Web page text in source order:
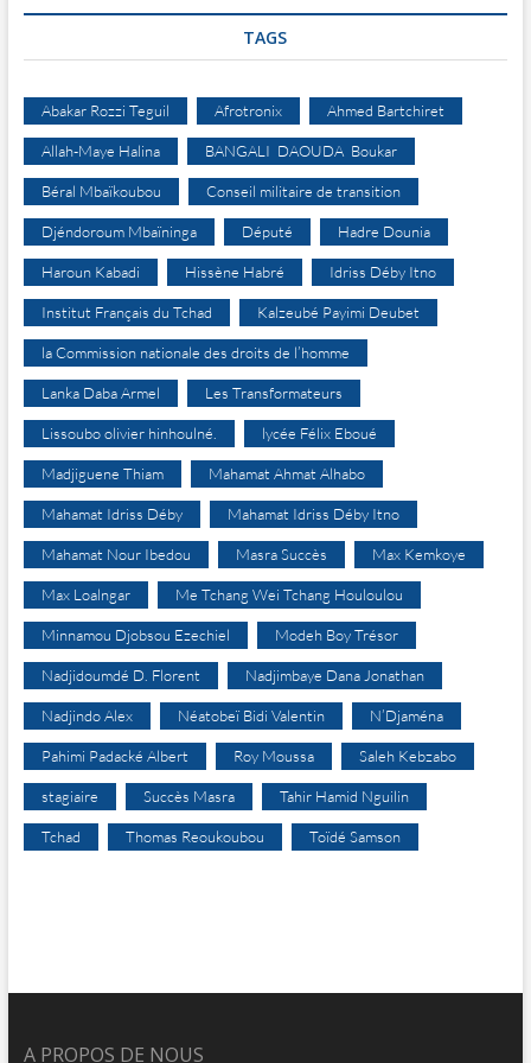
TAGS
Abakar Rozzi Teguil Afrotronix Ahmed Bartchiret
Allah-Maye Halina BANGALI DAOUDA Boukar
Béral Mbaïkoubou Conseil militaire de transition
Djéndoroum Mbaïninga Député Hadre Dounia
Haroun Kabadi Hissène Habré Idriss Déby Itno
Institut Français du Tchad Kalzeubé Payimi Deubet
la Commission nationale des droits de l’homme
Lanka Daba Armel Les Transformateurs
Lissoubo olivier hinhoulné. lycée Félix Eboué
Madjiguene Thiam Mahamat Ahmat Alhabo
Mahamat Idriss Déby Mahamat Idriss Déby Itno
Mahamat Nour Ibedou Masra Succès Max Kemkoye
Max Loalngar Me Tchang Wei Tchang Houloulou
Minnamou Djobsou Ezechiel Modeh Boy Trésor
Nadjidoumdé D. Florent Nadjimbaye Dana Jonathan
Nadjindo Alex Néatobeï Bidi Valentin N’Djaména
Pahimi Padacké Albert Roy Moussa Saleh Kebzabo
stagiaire Succès Masra Tahir Hamid Nguilin
Tchad Thomas Reoukoubou Toïdé Samson
A PROPOS DE NOUS